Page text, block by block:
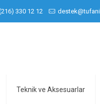
330 12 12
Teknik ve Aksesuarlar